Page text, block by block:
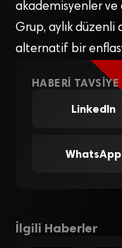
akademisyenler ve
Grup, aylık düzenli
alternatif bir
HABERI TAVSIYE
LinkedIn
WhatsApp
İlgili Haberler